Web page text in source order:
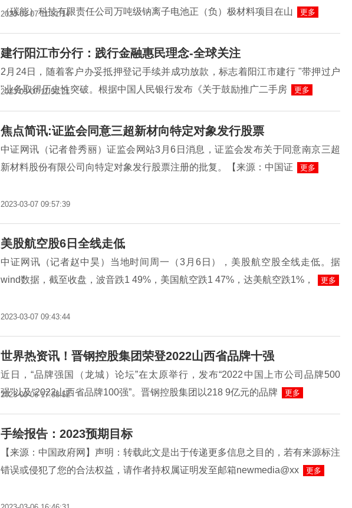
（碳能）科技有限责任公司万吨级钠离子电池正（负）极材料项目在山
更多
2023-03-07 11:51:14
建行阳江市分行：践行金融惠民理念-全球关注
2月24日，随着客户办妥抵押登记手续并成功放款，标志着阳江市建行 "带押过户
"业务取得历史性突破。根据中国人民银行发布《关于鼓励推广二手房
更多
2023-03-07 11:53:21
焦点简讯:证监会同意三超新材向特定对象发行股票
中证网讯（记者昝秀丽）证监会网站3月6日消息，证监会发布关于同意南京三超
新材料股份有限公司向特定对象发行股票注册的批复。【来源：中国证
更多
2023-03-07 09:57:39
美股航空股6日全线走低
中证网讯（记者赵中昊）当地时间周一（3月6日），美股航空股全线走低。据
wind数据，截至收盘，波音跌1 49%，美国航空跌1 47%，达美航空跌1%，
更多
2023-03-07 09:43:44
世界热资讯！晋钢控股集团荣登2022山西省品牌十强
近日，“品牌强国（龙城）论坛”在太原举行，发布“2022中国上市公司品牌500
强”以及“2022山西省品牌100强”。晋钢控股集团以218 9亿元的品牌
更多
2023-03-06 17:38:52
手绘报告：2023预期目标
【来源：中国政府网】声明：转载此文是出于传递更多信息之目的，若有来源标注
错误或侵犯了您的合法权益，请作者持权属证明发至邮箱newmedia@xx
更多